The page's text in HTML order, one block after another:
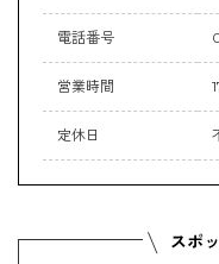
電話番号
営業時間
定休日